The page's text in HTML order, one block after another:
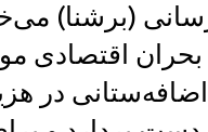
(برشنا)
بحران اقتصادی
در